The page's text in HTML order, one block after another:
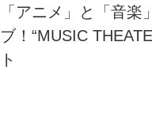
「アニメ」と「音
ブ！“MUSIC
ト